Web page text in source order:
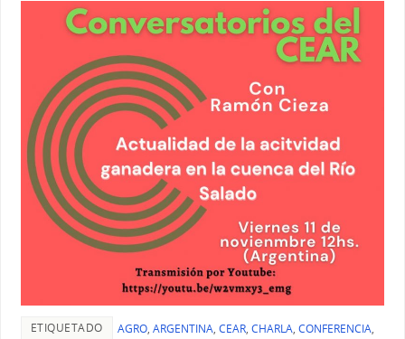
ETIQUETADO AGRO, ARGENTINA, CEAR, CHARLA, CONFERENCIA,